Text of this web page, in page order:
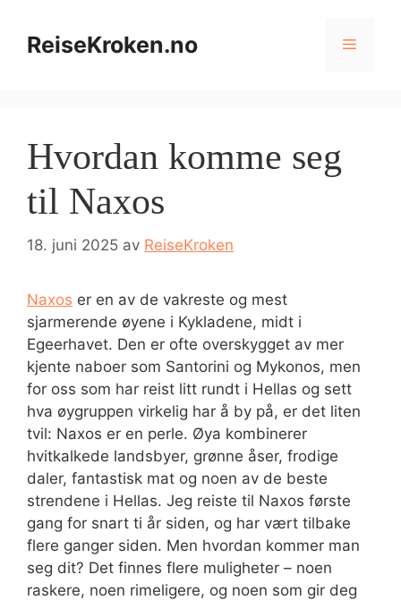
innholdReiseKroken.no Meny
Hvordan komme seg
til Naxos
18. juni 2025 av ReiseKroken
Naxos er en av de vakreste og mest
sjarmerende øyene i Kykladene, midt i
Egeerhavet. Den er ofte overskygget av mer
kjente naboer som Santorini og Mykonos, men
for oss som har reist litt rundt i Hellas og sett
hva øygruppen virkelig har å by på, er det liten
tvil: Naxos er en perle. Øya kombinerer
hvitkalkede landsbyer, grønne åser, frodige
daler, fantastisk mat og noen av de beste
strendene i Hellas. Jeg reiste til Naxos første
gang for snart ti år siden, og har vært tilbake
flere ganger siden. Men hvordan kommer man
seg dit? Det finnes flere muligheter – noen
raskere, noen rimeligere, og noen som gir deg